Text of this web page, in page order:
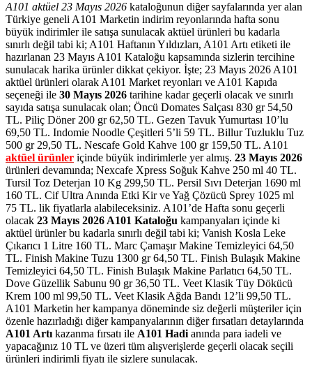
A101 aktüel 23 Mayıs 2026 kataloğunun diğer sayfalarında yer alan
Türkiye geneli A101 Marketin indirim reyonlarında hafta sonu
büyük indirimler ile satışa sunulacak aktüel ürünleri bu kadarla
sınırlı değil tabi ki; A101 Haftanın Yıldızları, A101 Artı etiketi ile
hazırlanan 23 Mayıs A101 Kataloğu kapsamında sizlerin tercihine
sunulacak harika ürünler dikkat çekiyor. İşte; 23 Mayıs 2026 A101
aktüel ürünleri olarak A101 Market reyonları ve A101 Kapıda
seçeneği ile 30 Mayıs 2026 tarihine kadar geçerli olacak ve sınırlı
sayıda satışa sunulacak olan; Öncü Domates Salçası 830 gr 54,50
TL. Piliç Döner 200 gr 62,50 TL. Gezen Tavuk Yumurtası 10’lu
69,50 TL. Indomie Noodle Çeşitleri 5’li 59 TL. Billur Tuzluklu Tuz
500 gr 29,50 TL. Nescafe Gold Kahve 100 gr 159,50 TL. A101
aktüel ürünler içinde büyük indirimlerle yer almış. 23 Mayıs 2026
ürünleri devamında; Nexcafe Xpress Soğuk Kahve 250 ml 40 TL.
Tursil Toz Deterjan 10 Kg 299,50 TL. Persil Sıvı Deterjan 1690 ml
160 TL. Cif Ultra Anında Etki Kir ve Yağ Çözücü Sprey 1025 ml
75 TL. lik fiyatlarla alabileceksiniz. A101’de Hafta sonu geçerli
olacak 23 Mayıs 2026 A101 Kataloğu kampanyaları içinde ki
aktüel ürünler bu kadarla sınırlı değil tabi ki; Vanish Kosla Leke
Çıkarıcı 1 Litre 160 TL. Marc Çamaşır Makine Temizleyici 64,50
TL. Finish Makine Tuzu 1300 gr 64,50 TL. Finish Bulaşık Makine
Temizleyici 64,50 TL. Finish Bulaşık Makine Parlatıcı 64,50 TL.
Dove Güzellik Sabunu 90 gr 36,50 TL. Veet Klasik Tüy Dökücü
Krem 100 ml 99,50 TL. Veet Klasik Ağda Bandı 12’li 99,50 TL.
A101 Marketin her kampanya döneminde siz değerli müşteriler için
özenle hazırladığı diğer kampanyalarının diğer fırsatları detaylarında
A101 Artıkazanma fırsatı ile A101 Hadianında para iadeli ve
yapacağınız 10 TL ve üzeri tüm alışverişlerde geçerli olacak seçili
ürünleri indirimli fiyatı ile sizlere sunulacak.